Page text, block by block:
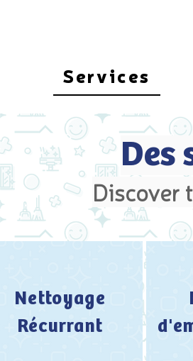
Services
Des
Discover
Nettoyage
Récurrant